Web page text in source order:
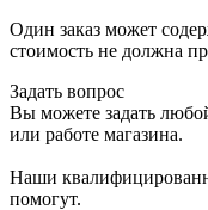
Один заказ может
стоимость не должна
Задать вопрос
Вы можете задать
или работе магазина.
Наши
помогут.